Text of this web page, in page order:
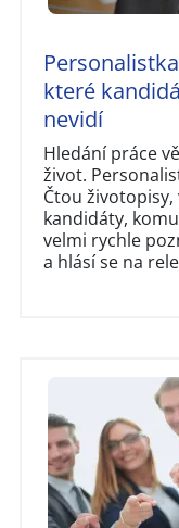
které
nevidí
Hledání práce
život.
Čtou
kandidáty,
velmi rychle
a hlásí se na